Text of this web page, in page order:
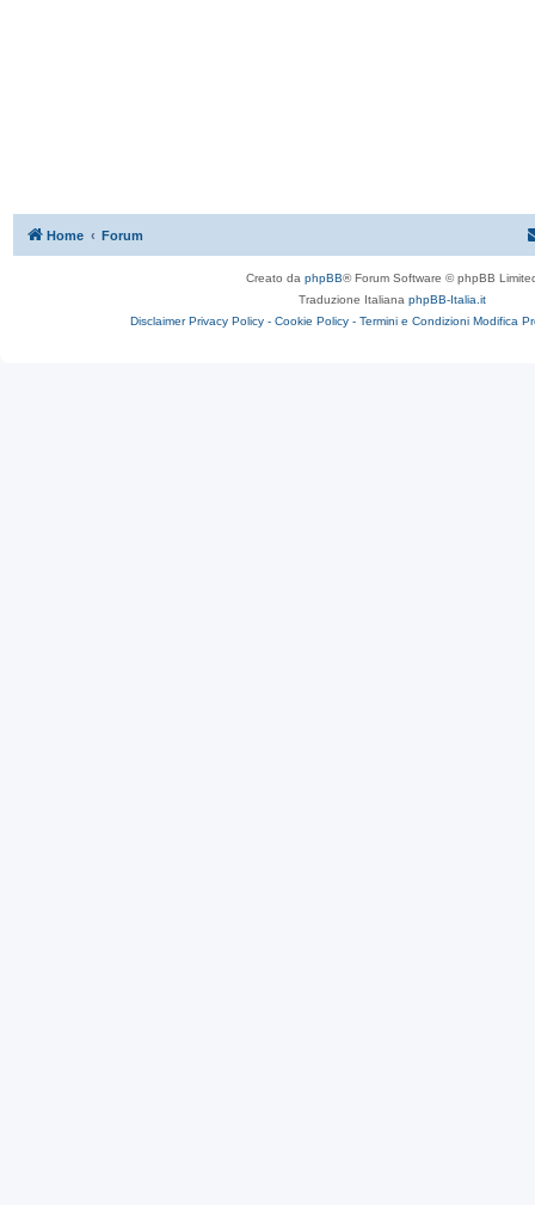
Home Forum
Creato da phpBB® Forum Software © phpBB
Traduzione Italiana phpBB-Italia.it
Disclaimer Privacy Policy - Cookie Policy - Termini e Condizioni Modifica